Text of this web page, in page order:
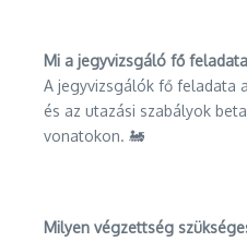
Mi a jegyvizsgáló fő
A jegyvizsgálók fő feladata
és az utazási szabályok
vonatokon. 🚂
Milyen végzettség